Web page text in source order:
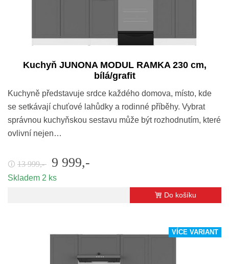
Kuchyň JUNONA MODUL RAMKA 230 cm,
bílá/grafit
Kuchyně představuje srdce každého domova, místo, kde
se setkávají chuťové lahůdky a rodinné příběhy. Vybrat
správnou kuchyňskou sestavu může být rozhodnutím, které
ovlivní nejen…
🛈 13 999,- 9 999,-
Skladem 2 ks
Do košíku
VÍCE VARIANT